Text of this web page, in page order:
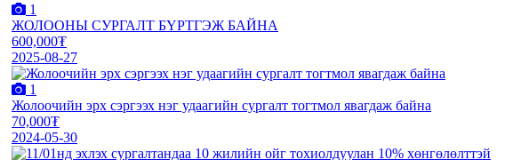
1
ЖОЛООНЫ СУРГАЛТ БҮРТГЭЖ БАЙНА
600,000₮
2025-08-27
1
Жолоочийн эрх сэргээх нэг удаагийн сургалт тогтмол явагдаж байна
70,000₮
2024-05-30